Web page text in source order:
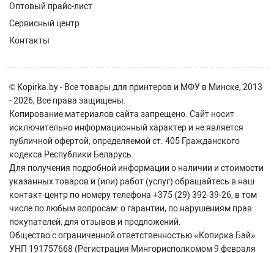
Оптовый прайс-лист
Сервисный центр
Контакты
© Kopirka.by - Все товары для принтеров и МФУ в Минске, 2013
- 2026, Все права защищены.
Копирование материалов сайта запрещено. Сайт носит
исключительно информационный характер и не является
публичной офертой, определяемой ст. 405 Гражданского
кодекса Республики Беларусь.
Для получения подробной информации о наличии и стоимости
указанных товаров и (или) работ (услуг) обращайтесь в наш
контакт-центр по номеру телефона +375 (29) 392-39-26, в том
числе по любым вопросам: о гарантии, по нарушениям прав
покупателей, для отзывов и предложений.
Общество с ограниченной ответственностью «Копирка Бай»
УНП 191757668 (Регистрация Мингорисполкомом 9 февраля